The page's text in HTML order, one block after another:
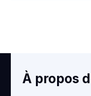
École Saint-
À propos